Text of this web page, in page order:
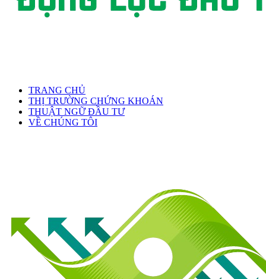
TRANG CHỦ
THỊ TRƯỜNG CHỨNG KHOÁN
THUẬT NGỮ ĐẦU TƯ
VỀ CHÚNG TÔI